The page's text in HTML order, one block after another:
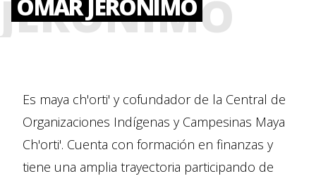
JERÓNIMO
OMAR JERÓNIMO
Es maya ch'orti' y cofundador de la Central de
Organizaciones Indígenas y Campesinas Maya
Ch'orti'. Cuenta con formación en finanzas y
tiene una amplia trayectoria participando de